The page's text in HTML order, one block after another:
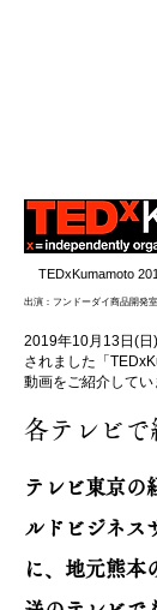
TEDxKumamoto
出演：フンドーダイ商品開発
2019年10月13日(日
されました「
動画をご紹介してい
各テレビで
テレビ東京の
ルドビジネス
に、地元熊本